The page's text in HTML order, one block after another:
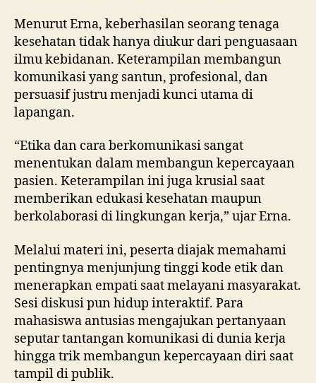
Menurut Erna, keberhasilan seorang tenaga
kesehatan tidak hanya diukur dari penguasaan
ilmu kebidanan. Keterampilan membangun
komunikasi yang santun, profesional, dan
persuasif justru menjadi kunci utama di
lapangan.
“Etika dan cara berkomunikasi sangat
menentukan dalam membangun kepercayaan
pasien. Keterampilan ini juga krusial saat
memberikan edukasi kesehatan maupun
berkolaborasi di lingkungan kerja,” ujar Erna.
Melalui materi ini, peserta diajak memahami
pentingnya menjunjung tinggi kode etik dan
menerapkan empati saat melayani masyarakat.
Sesi diskusi pun hidup interaktif. Para
mahasiswa antusias mengajukan pertanyaan
seputar tantangan komunikasi di dunia kerja
hingga trik membangun kepercayaan diri saat
tampil di publik.